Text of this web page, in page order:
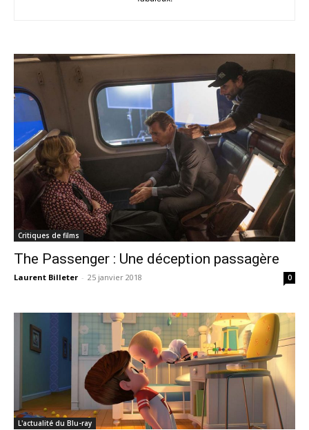
Critiques de films
The Passenger : Une déception passagère
Laurent Billeter - 25 janvier 2018 0
L'actualité du Blu-ray